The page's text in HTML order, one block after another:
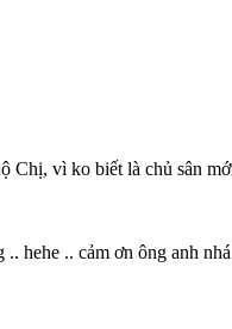
vì ko biết là chủ sân
hehe .. cảm ơn ông anh